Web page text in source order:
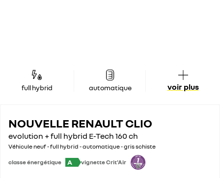
full hybrid automatique voir plus
NOUVELLE RENAULT CLIO
evolution + full hybrid E-Tech 160 ch
Véhicule neuf - full hybrid - automatique - gris schiste
classe énergétique A vignette Crit'Air